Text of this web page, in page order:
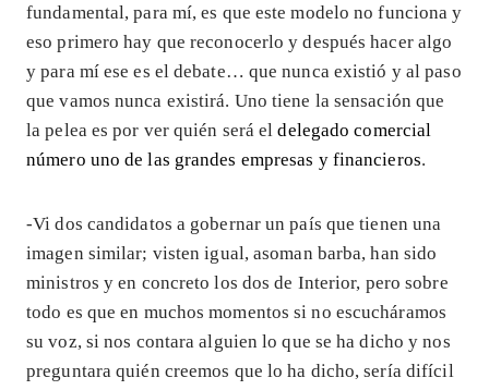
fundamental, para mí, es que este modelo no funciona y
eso primero hay que reconocerlo y después hacer algo
y para mí ese es el debate… que nunca existió y al paso
que vamos nunca existirá. Uno tiene la sensación que
la pelea es por ver quién será eldelegado comercial
número uno de las grandes empresas y financieros.
-Vi dos candidatos a gobernar un país que tienen una
imagen similar; visten igual, asoman barba, han sido
ministros y en concreto los dos de Interior, pero sobre
todo es que en muchos momentos si no escucháramos
su voz, si nos contara alguien lo que se ha dicho y nos
preguntara quién creemos que lo ha dicho, sería difícil